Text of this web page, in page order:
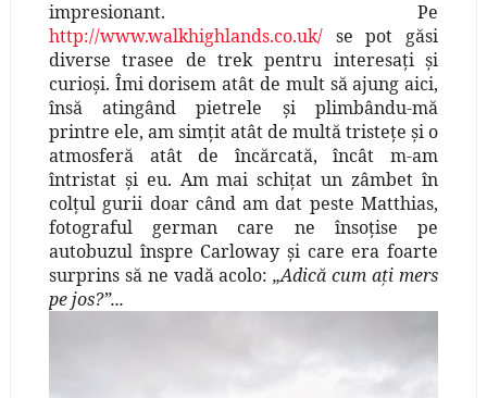
impresionant. Pe
http://www.walkhighlands.co.uk/se pot găsi
diverse trasee de trek pentru interesaţi şi
curioşi. Îmi dorisem atât de mult să ajung aici,
însă atingând pietrele şi plimbându-mă
printre ele, am simţit atât de multă tristeţe şi o
atmosferă atât de încărcată, încât m-am
întristat şi eu. Am mai schiţat un zâmbet în
colţul gurii doar când am dat peste Matthias,
fotograful german care ne însoţise pe
autobuzul înspre Carloway şi care era foarte
surprins să ne vadă acolo:„Adică cum aţi mers
pe jos?”...